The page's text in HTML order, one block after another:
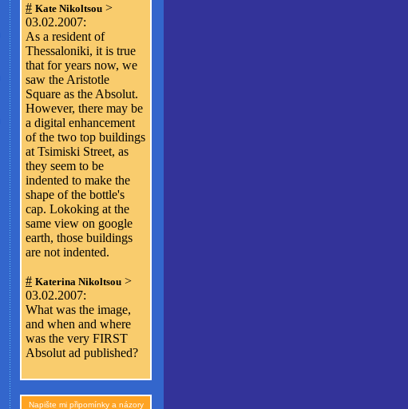
# Kate Nikoltsou >
03.02.2007:
As a resident of
Thessaloniki, it is true
that for years now, we
saw the Aristotle
Square as the Absolut.
However, there may be
a digital enhancement
of the two top buildings
at Tsimiski Street, as
they seem to be
indented to make the
shape of the bottle's
cap. Lokoking at the
same view on google
earth, those buildings
are not indented.
# Katerina Nikoltsou >
03.02.2007:
What was the image,
and when and where
was the very FIRST
Absolut ad published?
Napište mi připomínky a názory